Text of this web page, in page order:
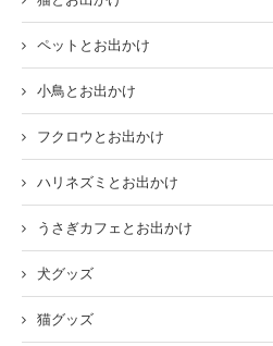
ペットとお出かけ
小鳥とお出かけ
フクロウとお出かけ
ハリネズミとお出かけ
うさぎカフェとお出かけ
犬グッズ
猫グッズ